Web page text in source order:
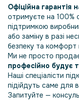
Офіційна гарантія
отримуєте на 100%
підтримкою
або заміну в разі
безпеку та комфорт
Ми не просто
професійно будує
Наші спеціалісти
підійдуть саме для
Запитуйте —